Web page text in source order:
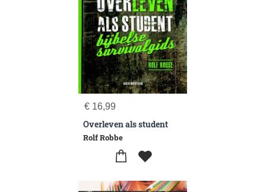
€ 16,99
Overleven als student
Rolf Robbe